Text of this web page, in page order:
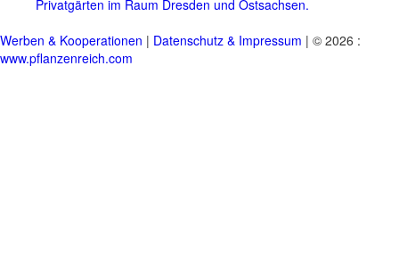
Privatgärten im Raum Dresden und Ostsachsen.
Werben & Kooperationen | Datenschutz & Impressum | © 2026 :
www.pflanzenreich.com